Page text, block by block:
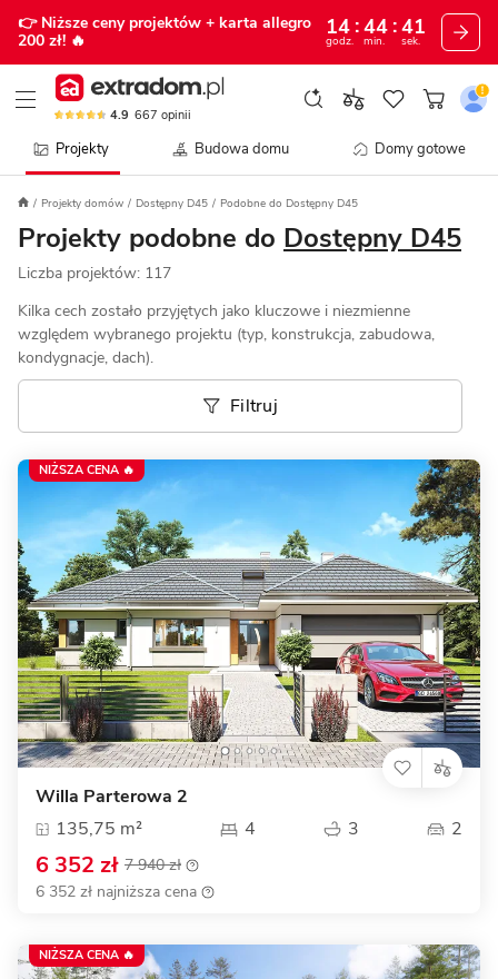
👉 Niższe ceny projektów + karta allegro
200 zł! 🔥
14
godz.
44
min.
36
sek.
4.9 667 opinii
Projekty Budowa domu Domy gotowe
Projekty domów Dostępny D45 Podobne do Dostępny D45
Projekty podobne do Dostępny D45
Liczba projektów: 117
Kilka cech zostało przyjętych jako kluczowe i niezmienne
względem wybranego projektu (typ, konstrukcja, zabudowa,
kondygnacje, dach).
Filtruj
Willa Parterowa 2
135,75 m²
4 3 2
6 352 zł 7 940 zł
6 352 zł najniższa cena
NIŻSZA CENA 🔥
NIŻSZA CENA 🔥